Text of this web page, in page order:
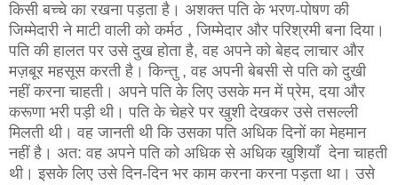
किसी बच्चे का रखना पड़ता है। अशक्त पति के भरण-पोषण की
जिम्मेदारी ने माटी वाली को कर्मठ , जिम्मेदार और परिश्रमी बना दिया।
पति की हालत पर उसे दुख होता है, वह अपने को बेहद लाचार और
मज़बूर महसूस करती है। किन्तु , वह अपनी बेबसी से पति को दुखी
नहीं करना चाहती। अपने पति के लिए उसके मन में प्रेम, दया और
करूणा भरी पड़ी थी। पति के चेहरे पर खुशी देखकर उसे तसल्ली
मिलती थी। वह जानती थी कि उसका पति अधिक दिनों का मेहमान
नहीं है। अत: वह अपने पति को अधिक से अधिक खुशियाँ देना चाहती
थी। इसके लिए उसे दिन-दिन भर काम करना करना पड़ता था। उसे